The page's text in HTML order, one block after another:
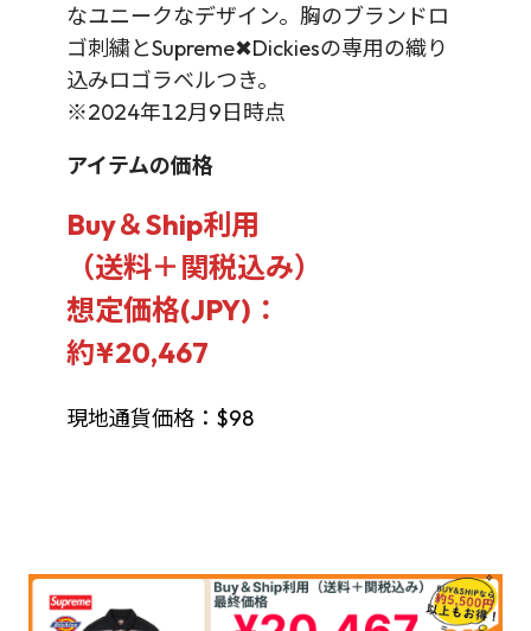
なユニークなデザイン。胸のブランドロ
ゴ刺繍とSupreme✖Dickiesの専用の織り
込みロゴラベルつき。
※2024年12月9日時点
アイテムの価格
Buy＆Ship利用
（送料＋関税込み）
想定価格(JPY)：
約¥20,467
現地通貨価格：$98